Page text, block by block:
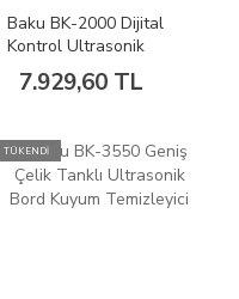
Baku BK-2000 Dijital
Kontrol Ultrasonik
Temizleyici 3.2L
7.929,60 TL
TÜKENDİ